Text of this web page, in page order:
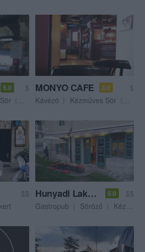
5.0
$
Bisztró
MONYO CAFE 3.0
$
Kávézó
Kézműves Sör
$$
Hunyadi Lakásbisztró és Kézműves Söröző 5.0
$$
Gastropub
Söröző Kézműves Sör